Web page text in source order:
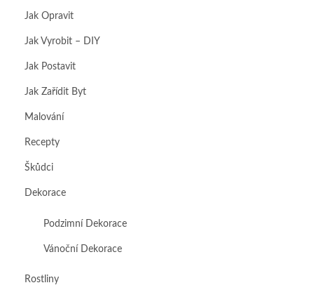
Jak Opravit
Jak Vyrobit – DIY
Jak Postavit
Jak Zařídit Byt
Malování
Recepty
Škůdci
Dekorace
Podzimní Dekorace
Vánoční Dekorace
Rostliny